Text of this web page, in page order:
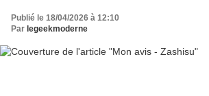
Publié le 18/04/2026 à 12:10
Par legeekmoderne